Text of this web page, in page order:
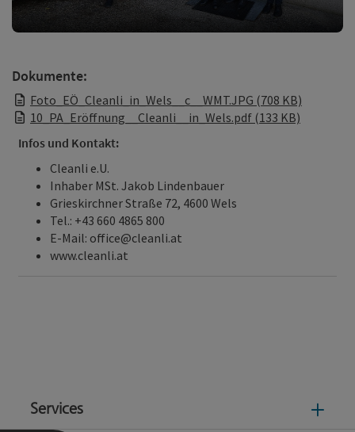
Dokumente:
Foto_EÖ_Cleanli_in_Wels__c__WMT.JPG (708 KB)
10_PA_Eröffnung__Cleanli__in_Wels.pdf (133 KB)
Infos und Kontakt:
Cleanli e.U.
Inhaber MSt. Jakob Lindenbauer
Grieskirchner Straße 72, 4600 Wels
Tel.: +43 660 4865 800
E-Mail: office@cleanli.at
www.cleanli.at
Services